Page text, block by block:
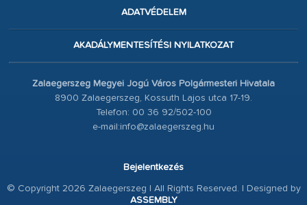
ADATVÉDELEM
AKADÁLYMENTESÍTÉSI NYILATKOZAT
Zalaegerszeg Megyei Jogú Város Polgármesteri Hivatala
8900 Zalaegerszeg, Kossuth Lajos utca 17-19.
Telefon: 00 36 92/502-100
e-mail:info@zalaegerszeg.hu
Bejelentkezés
© Copyright 2026 Zalaegerszeg | All Rights Reserved. | Designed by
ASSEMBLY